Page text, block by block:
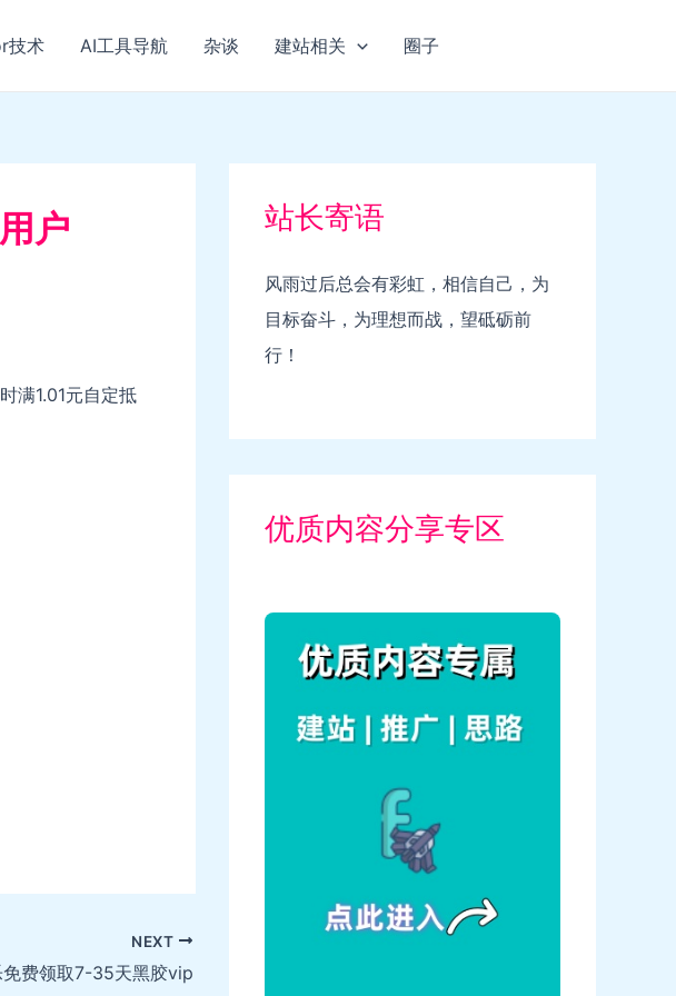
技术 AI工具导航 杂谈 建站相关 圈子
户
满1.01元自定抵
NEXT
免费领取7-35天黑胶vip
站长寄语
风雨过后总会有彩虹，相信自己，为
目标奋斗，为理想而战，望砥砺前
行！
优质内容分享专区